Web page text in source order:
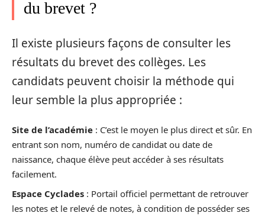
du brevet ?
Il existe plusieurs façons de consulter les
résultats du brevet des collèges. Les
candidats peuvent choisir la méthode qui
leur semble la plus appropriée :
Site de l’académie : C’est le moyen le plus direct et sûr. En
entrant son nom, numéro de candidat ou date de
naissance, chaque élève peut accéder à ses résultats
facilement.
Espace Cyclades : Portail officiel permettant de retrouver
les notes et le relevé de notes, à condition de posséder ses